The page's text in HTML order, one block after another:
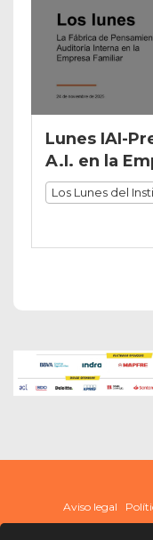
Lunes IAI-
A.I. en la
Los Lunes del
Aviso legal